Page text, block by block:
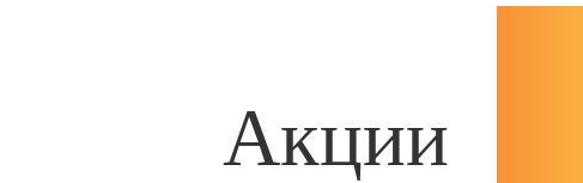
Акции